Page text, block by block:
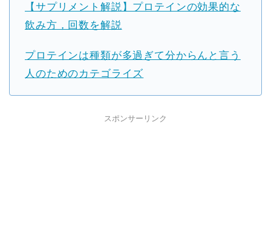
【サプリメント解説】プロテインの効果的な
飲み方，回数を解説
プロテインは種類が多過ぎて分からんと言う
人のためのカテゴライズ
スポンサーリンク